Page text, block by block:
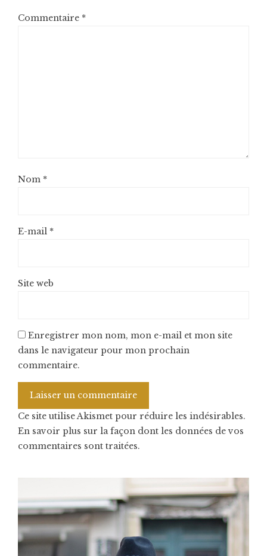
Commentaire *
Nom *
E-mail *
Site web
Enregistrer mon nom, mon e-mail et mon site
dans le navigateur pour mon prochain
commentaire.
Ce site utilise Akismet pour réduire les indésirables.
En savoir plus sur la façon dont les données de vos
commentaires sont traitées.